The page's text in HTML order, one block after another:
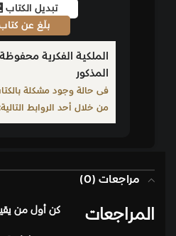
تبديل الكتاب
بلّغ عن
الملكية الفكرية
المذكور
فى حالة وجود مشكلة
من خلال أحد الروابط
مراجعات (0)
المراجعات كن أول من